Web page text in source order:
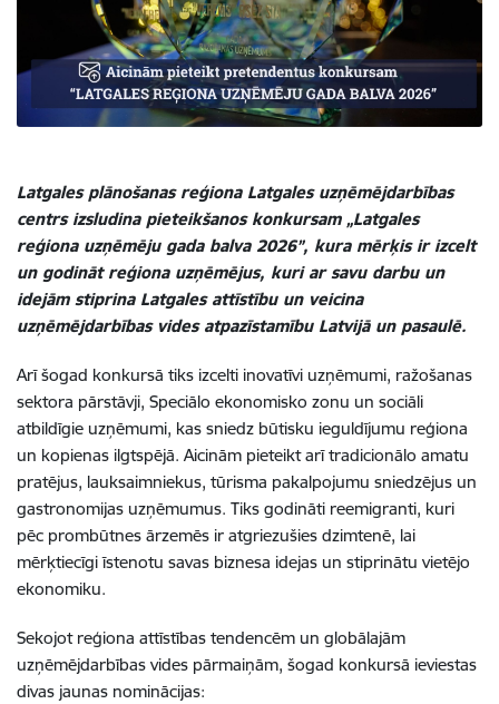
Latgales plānošanas reģiona Latgales uzņēmējdarbības
centrs izsludina pieteikšanos konkursam „Latgales
reģiona uzņēmēju gada balva 2026”, kura mērķis ir izcelt
un godināt reģiona uzņēmējus, kuri ar savu darbu un
idejām stiprina Latgales attīstību un veicina
uzņēmējdarbības vides atpazīstamību Latvijā un pasaulē.
Arī šogad konkursā tiks izcelti inovatīvi uzņēmumi, ražošanas
sektora pārstāvji, Speciālo ekonomisko zonu un sociāli
atbildīgie uzņēmumi, kas sniedz būtisku ieguldījumu reģiona
un kopienas ilgtspējā. Aicinām pieteikt arī tradicionālo amatu
pratējus, lauksaimniekus, tūrisma pakalpojumu sniedzējus un
gastronomijas uzņēmumus. Tiks godināti reemigranti, kuri
pēc prombūtnes ārzemēs ir atgriezušies dzimtenē, lai
mērķtiecīgi īstenotu savas biznesa idejas un stiprinātu vietējo
ekonomiku.
Sekojot reģiona attīstības tendencēm un globālajām
uzņēmējdarbības vides pārmaiņām, šogad konkursā ieviestas
divas jaunas nominācijas: